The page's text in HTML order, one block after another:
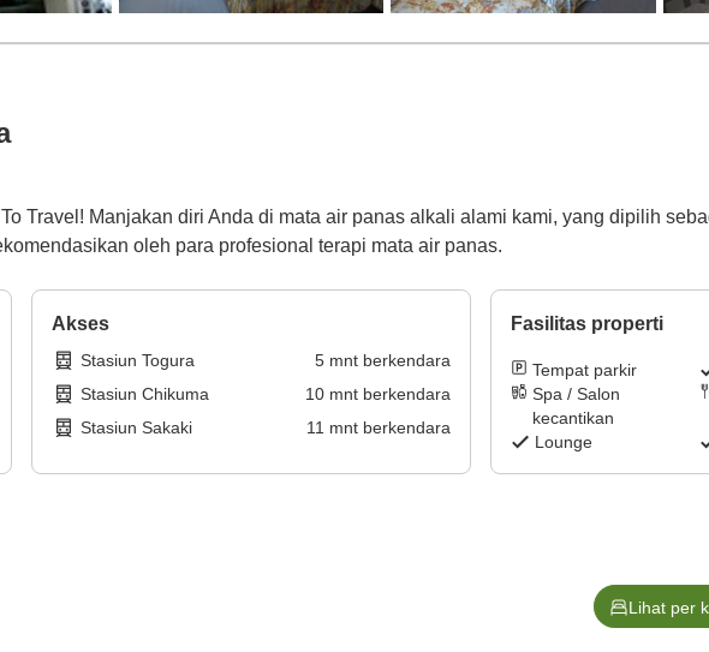
Travel! Manjakan diri Anda di mata air panas alkali alami kami, yang dipilih
oleh para profesional terapi mata air panas.
Akses
Stasiun Togura 5mnt berkendara
Stasiun Chikuma
10mnt berkendara
Stasiun Sakaki
11 mnt berkendara
Fasilitas properti
Tempat parkir
Spa / Salon
kecantikan
Lounge
Lihat per